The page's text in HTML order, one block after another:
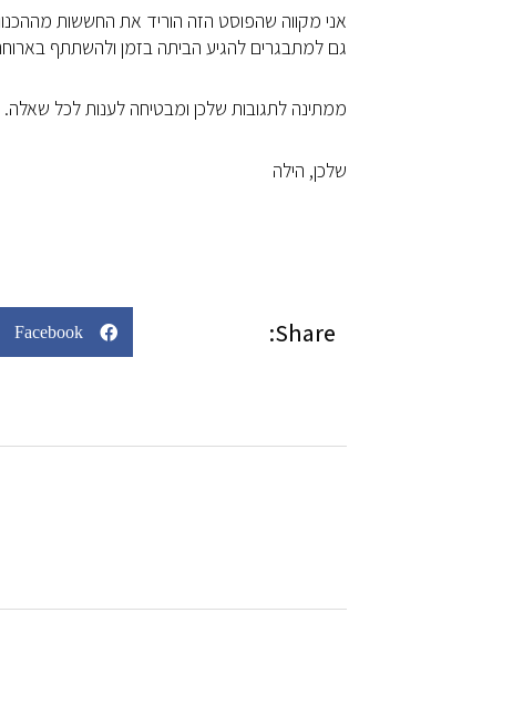
אני מקווה שהפוסט הזה הוריד את החששות
גם למתבגרים להגיע הביתה בזמן ולהשתתף
ממתינה לתגובות שלכן ומבטיחה לענות לכל שאלה.
שלכן, הילה
Share:
Facebook